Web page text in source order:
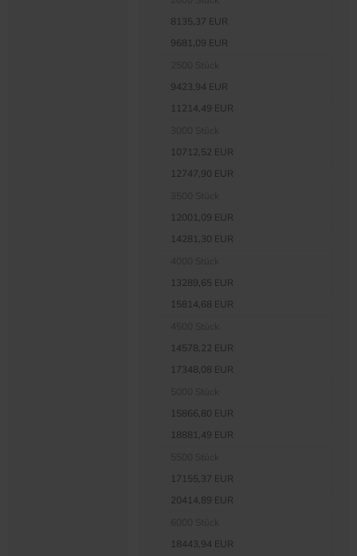
8135,37 EUR
9681,09 EUR
9423,94 EUR
11214,49 EUR
10712,52 EUR
12747,90 EUR
12001,09 EUR
14281,30 EUR
13289,65 EUR
15814,68 EUR
14578,22 EUR
17348,08 EUR
15866,80 EUR
18881,49 EUR
17155,37 EUR
20414,89 EUR
18443,94 EUR